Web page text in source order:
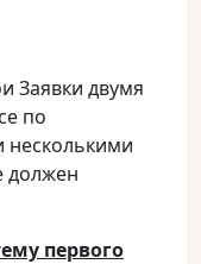
Заявки двумя
по
несколькими
должен
первого